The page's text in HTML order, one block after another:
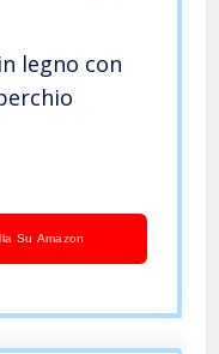
legno con
Su Amazon